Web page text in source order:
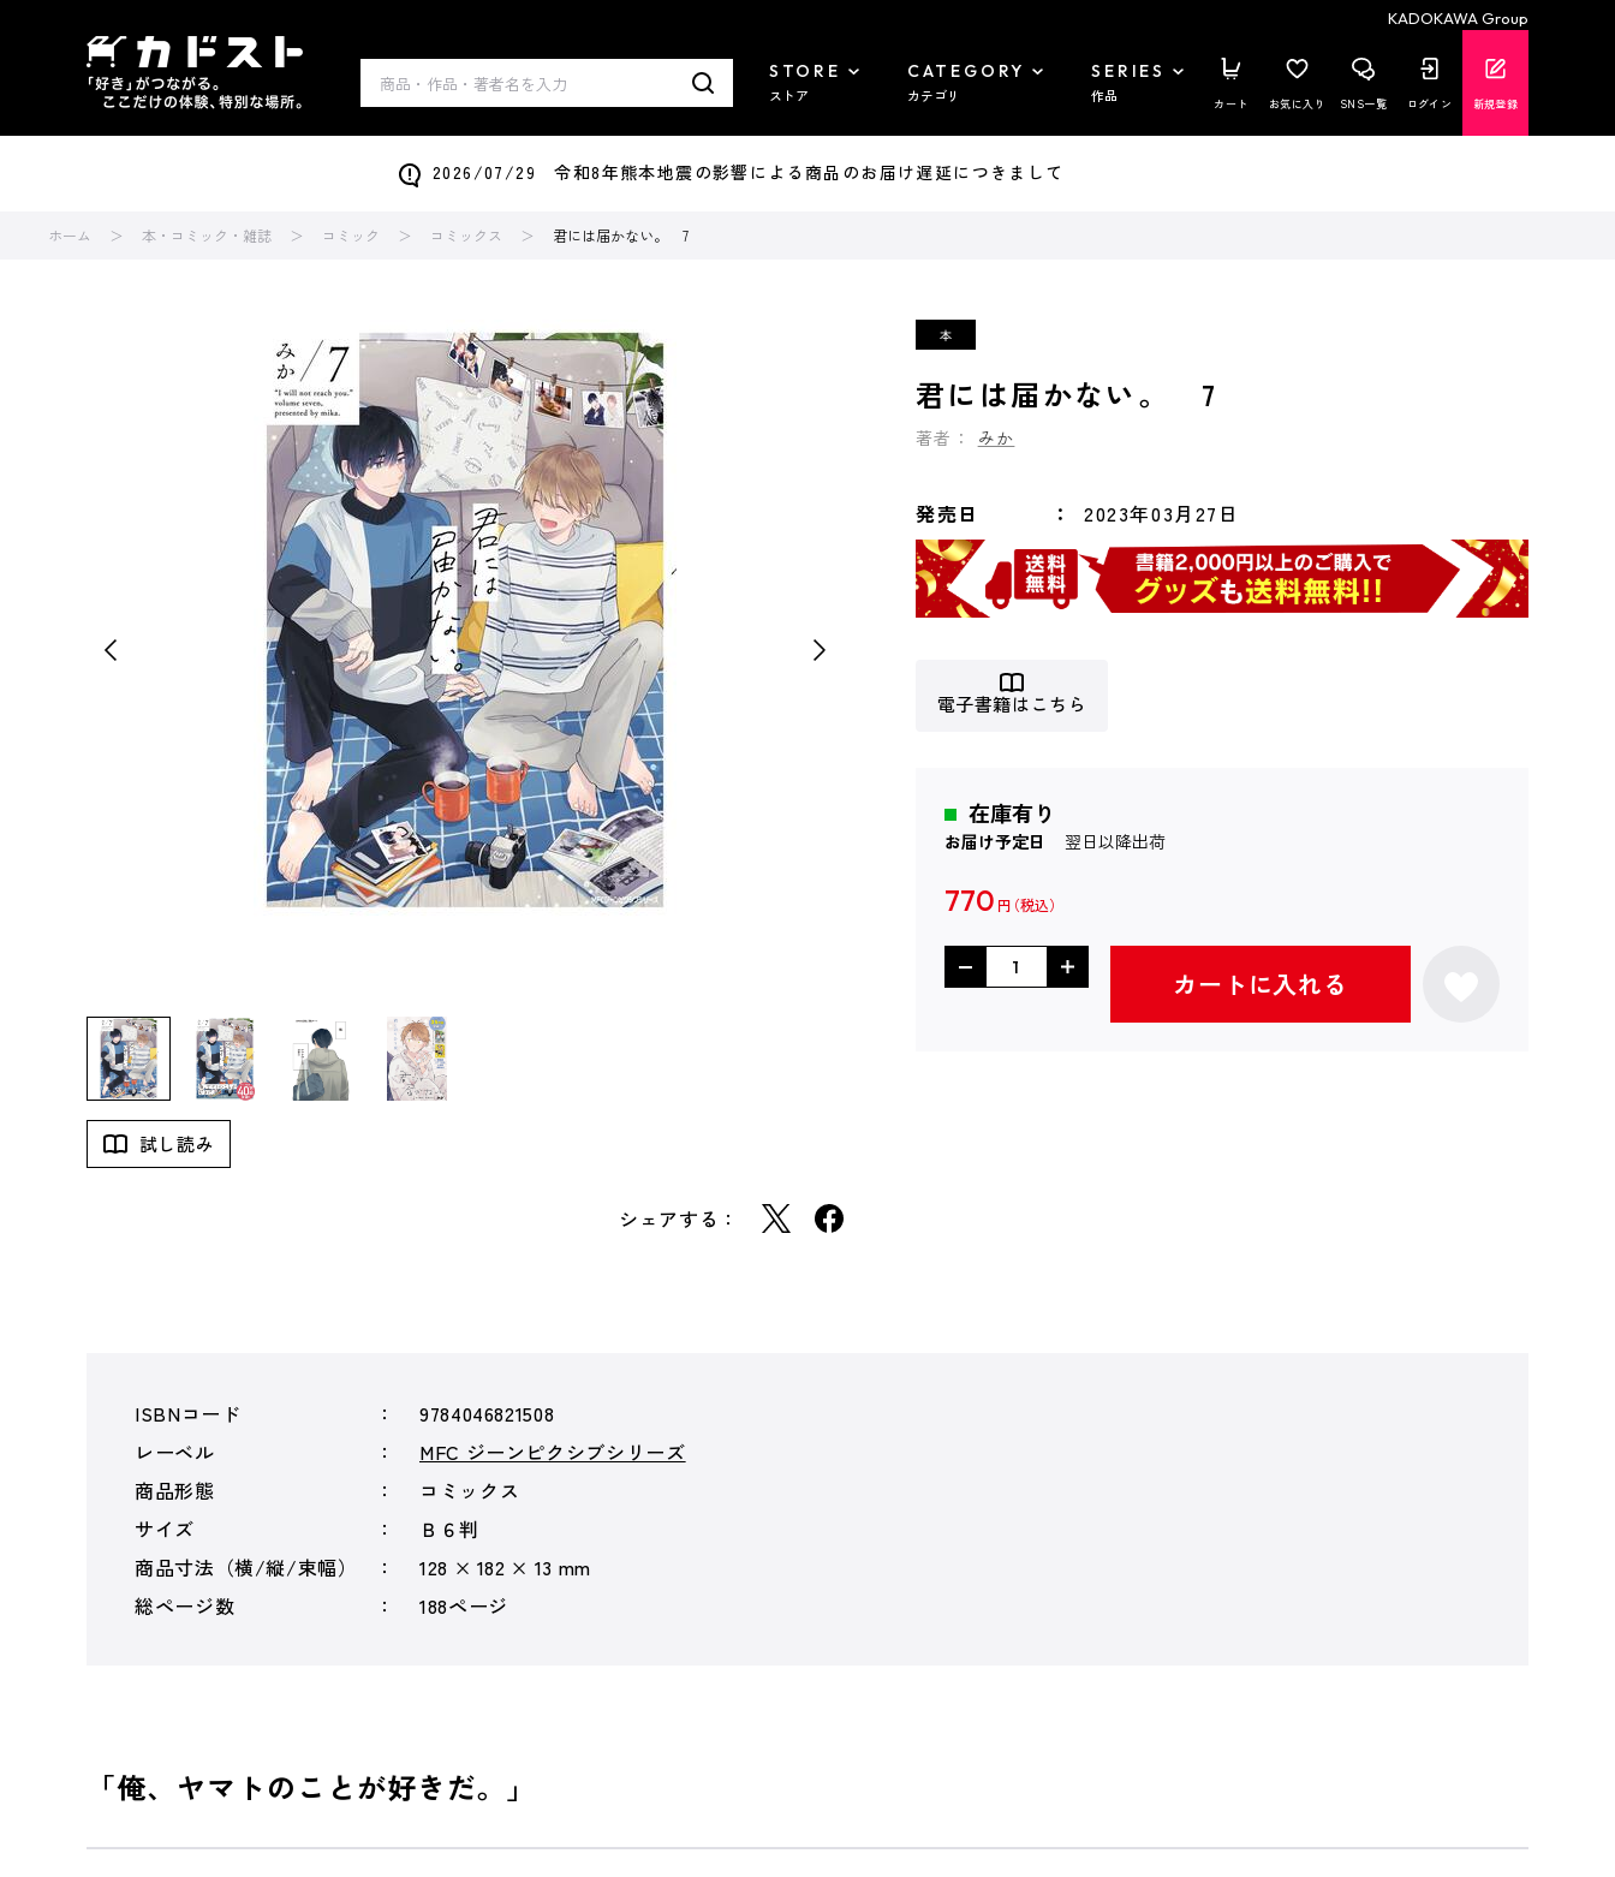
KADOKAWA Group
STORE
ストア
CATEGORY
カテゴリ
SERIES
作品 カート お気に入り SNS一覧 ログイン 新規登録
2026/07/29 令和8年熊本地震の影響による商品のお届け遅延につきまして
ホーム 本・コミック・雑誌 コミック コミックス 君には届かない。 7
試し読み
シェアする：
君には届かない。 7
著者： みか
発売日 2023年03月27日
電子書籍はこちら
在庫有り
お届け予定日 翌日以降出荷
770 円
カートに入れる
ISBNコード
9784046821508
レーベル
MFC ジーンピクシブシリーズ
商品形態
コミックス
サイズ
Ｂ６判
商品寸法（横/縦/束幅）
128 × 182 × 13 mm
総ページ数
188ページ
「俺、ヤマトのことが好きだ。」